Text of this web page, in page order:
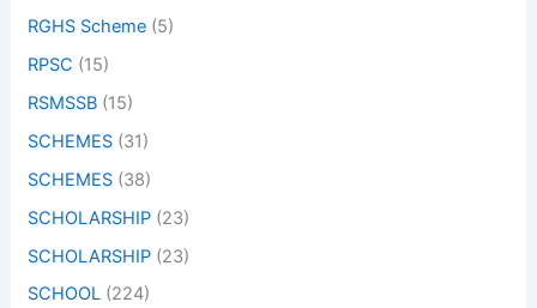
RGHS Scheme (5)
RPSC (15)
RSMSSB (15)
SCHEMES (31)
SCHEMES (38)
SCHOLARSHIP (23)
SCHOLARSHIP (23)
SCHOOL (224)